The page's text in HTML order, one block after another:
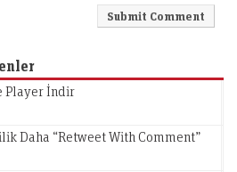
Player İndir
Daha “Retweet With Comment”